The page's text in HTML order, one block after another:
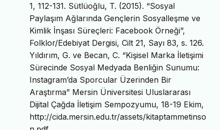
1, 112-131. Sütlüoğlu, T. (2015). “Sosyal
Paylaşım Ağlarında Gençlerin Sosyalleşme ve
Kimlik İnşası Süreçleri: Facebook Örneği”,
Folklor/Edebiyat Dergisi, Cilt 21, Sayı 83, s. 126.
Yıldırım, G. ve Becan, C. “Kişisel Marka İletişimi
Sürecinde Sosyal Medyada Benliğin Sunumu:
Instagram’da Sporcular Üzerinden Bir
Araştırma” Mersin Üniversitesi Uluslararası
Dijital Çağda İletişim Sempozyumu, 18-19 Ekim,
http://cida.mersin.edu.tr/assets/kitaptammetinso